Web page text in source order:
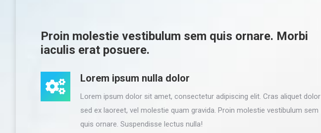
Proin molestie vestibulum sem quis ornare. Morbi
iaculis erat posuere.
Lorem ipsum nulla dolor
Lorem ipsum dolor sit amet, consectetur adipiscing elit. Cras aliquet dolor
sed ex laoreet, vel molestie quam gravida. Proin molestie vestibulum sem
quis ornare. Suspendisse lectus nulla!